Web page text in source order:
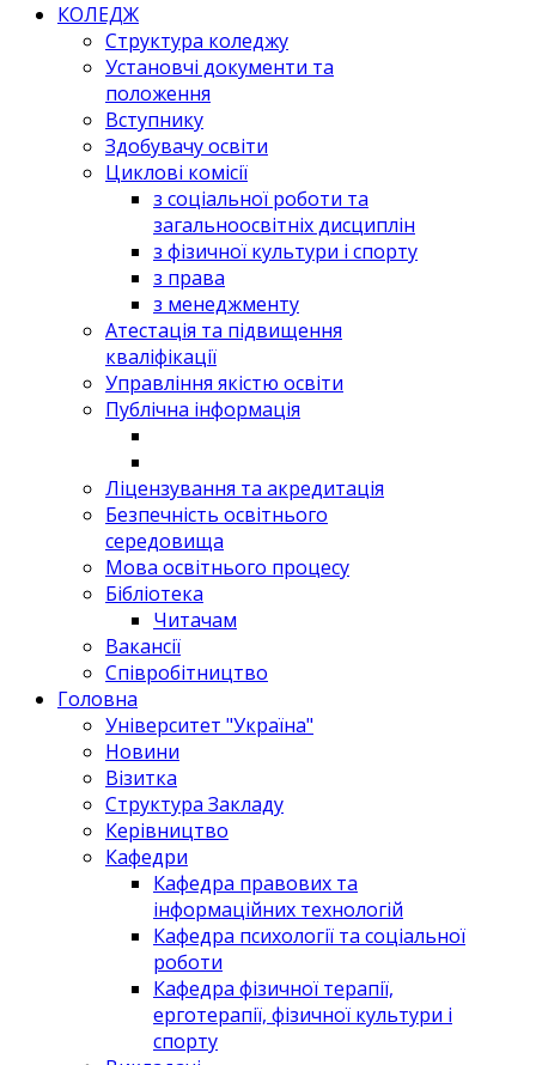
КОЛЕДЖ
Структура коледжу
Установчі документи та
положення
Вступнику
Здобувачу освіти
Циклові комісії
з соціальної роботи та
загальноосвітніх дисциплін
з фізичної культури і спорту
з права
з менеджменту
Атестація та підвищення
кваліфікації
Управління якістю освіти
Публічна інформація
Ліцензування та акредитація
Безпечність освітнього
середовища
Мова освітнього процесу
Бібліотека
Читачам
Вакансії
Співробітництво
Головна
Університет "Україна"
Новини
Візитка
Структура Закладу
Керівництво
Кафедри
Кафедра правових та
інформаційних технологій
Кафедра психології та соціальної
роботи
Кафедра фізичної терапії,
ерготерапії, фізичної культури і
спорту